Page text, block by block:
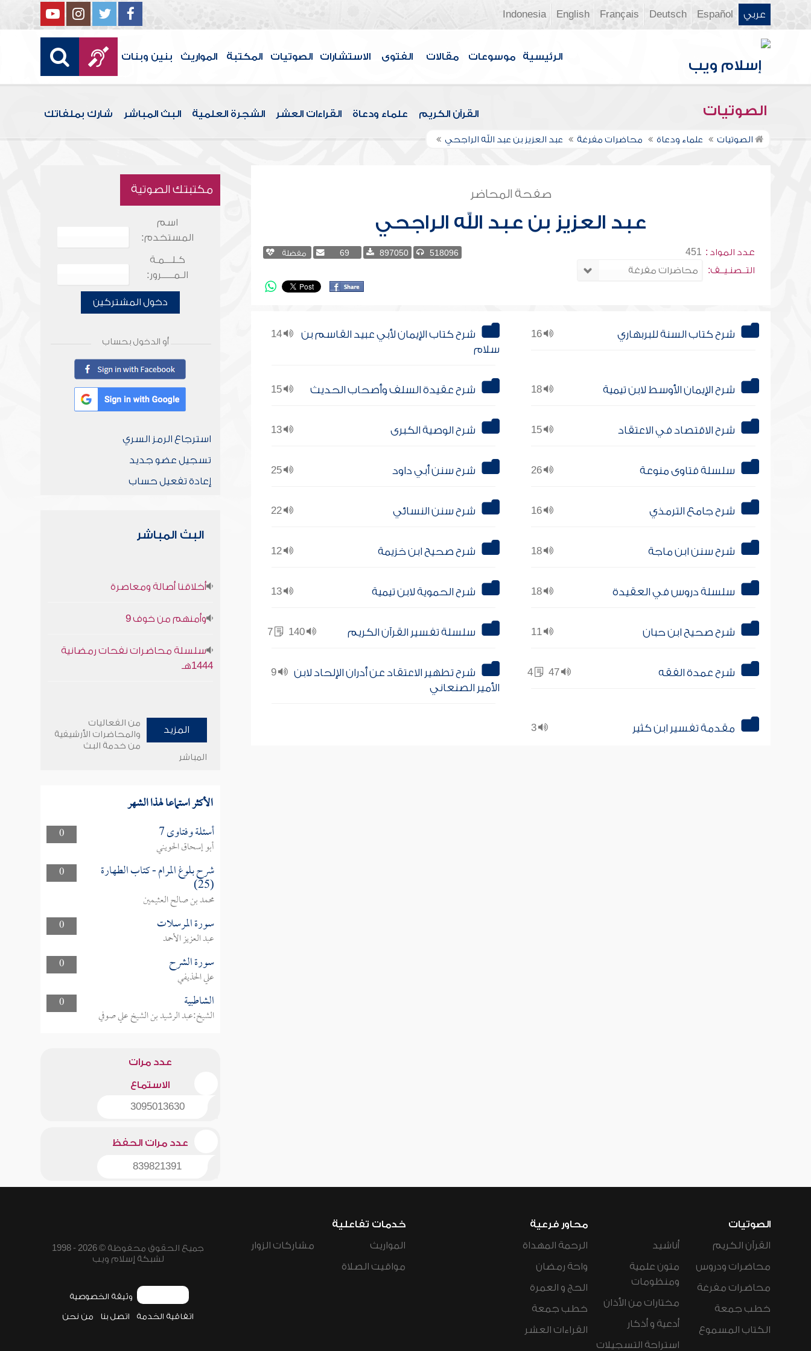
عربي Español
Deutsch
Français
English
Indonesia
الرئيسية موسوعات مقالات الفتوى الاستشارات الصوتيات المكتبة المواريث بنين وبنات
الصوتيات القرآن الكريم علماء ودعاة القراءات العشر الشجرة العلمية البث المباشر شارك بملفاتك
الصوتيات علماء ودعاة محاضرات مفرغة عبد العزيز بن عبد الله الراجحي
صفحة المحاضر
عبد العزيز بن عبد الله الراجحي
عدد المواد : 451
التــصنـيــف:
518096
897050
69 مفضلة
16 شرح كتاب السنة للبربهاري 14
شرح كتاب الإيمان لأبي عبيد القاسم بن
سلام
18 شرح الإيمان الأوسط لابن تيمية 15 شرح عقيدة السلف وأصحاب الحديث
15 شرح الاقتصاد في الاعتقاد 13 شرح الوصية الكبرى
26 سلسلة فتاوى منوعة 25 شرح سنن أبي داود
16 شرح جامع الترمذي 22 شرح سنن النسائي
18 شرح سنن ابن ماجة 12 شرح صحيح ابن خزيمة
18 سلسلة دروس في العقيدة 13 شرح الحموية لابن تيمية
11 شرح صحيح ابن حبان 140 سلسلة تفسير القرآن الكريم
47
4 شرح عمدة الفقه 9
شرح تطهير الاعتقاد عن أدران الإلحاد لابن
الأمير الصنعاني
3 مقدمة تفسير ابن كثير
مكتبتك الصوتية
اسم
المستخدم:
كـلـــمـة
الـمـــــرور:
دخول المشتركين
أو الدخول بحساب
استرجاع الرمز السري
تسجيل عضو جديد
إعادة تفعيل حساب
البث المباشر
أخلاقنا أصالة ومعاصرة
وأمنهم من خوف 9
سلسلة محاضرات نفحات رمضانية
1444هـ
المزيد
من الفعاليات
والمحاضرات الأرشيفية
من خدمة البث
المباشر
الأكثر استماعا لهذا الشهر
0 أسئلة وفتاوى 7
أبو إسحاق الحويني
0
شرح بلوغ المرام - كتاب الطهارة
(25)
محمد بن صالح العثيمين
0
سورة المرسلات
عبد العزيز الأحمد
0
سورة الشرح
علي الحذيفي
0
الشاطبية
الشيخ:عبد الرشيد بن الشيخ علي صوفي
عدد مرات
الاستماع
3095013630
عدد مرات الحفظ
839821391
الصوتيات
القرآن الكريم
محاضرات ودروس
محاضرات مفرغة
خطب جمعة
الكتاب المسموع
أناشيد
متون علمية
ومنظومات
مختارات من الأذان
أدعية و أذكار
استراحة التسجيلات
محاور فرعية
الرحمة المهداة
واحة رمضان
الحج و العمرة
خطب جمعة
القراءات العشر
خدمات تفاعلية
المواريث
مواقيت الصلاة
مشاركات الزوار
جميع الحقوق محفوظة © 2026 - 1998
لشبكة إسلام ويب
وثيقة الخصوصية
اتفاقية الخدمة اتصل بنا من نحن